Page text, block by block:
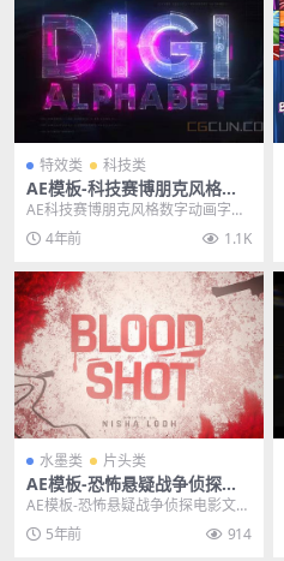
特效类 科技类
AE模板-科技赛博朋克风格数
字动画字母工具包模板
AE科技赛博朋克风格数字动画字母
工具包模板 其他推荐: AE模板-200
种数字未...
4年前 1.1K
水墨类 片头类
AE模板-恐怖悬疑战争侦探电
影文字片头标题模板 Blood S
hot Title
AE模板-恐怖悬疑战争侦探电影文字
片头标题模板 Blood Shot Title...
5年前 914